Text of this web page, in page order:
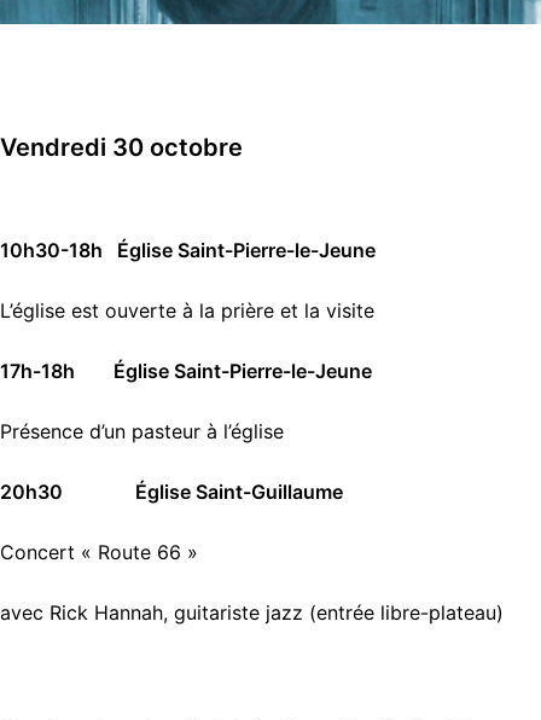
Vendredi 30 octobre
10h30-18h Église Saint-Pierre-le-Jeune
L’église est ouverte à la prière et la visite
17h-18h Église Saint-Pierre-le-Jeune
Présence d’un pasteur à l’église
20h30 Église Saint-Guillaume
Concert « Route 66 »
avec Rick Hannah, guitariste jazz (entrée libre-plateau)